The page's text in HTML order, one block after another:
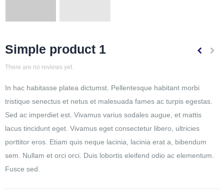
Simple product 1
There are no reviews yet.
In hac habitasse platea dictumst. Pellentesque habitant morbi
tristique senectus et netus et malesuada fames ac turpis egestas.
Sed ac imperdiet est. Vivamus varius sodales augue, et mattis
lacus tincidunt eget. Vivamus eget consectetur libero, ultricies
porttitor eros. Etiam quis neque lacinia, lacinia erat a, bibendum
sem. Nullam et orci orci. Duis lobortis eleifend odio ac elementum.
Fusce sed.